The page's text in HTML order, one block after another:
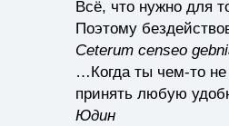
Всё, что нужно для
Поэтому
Ceterum censeo
…Когда ты чем-то не
принять любую
Юдин